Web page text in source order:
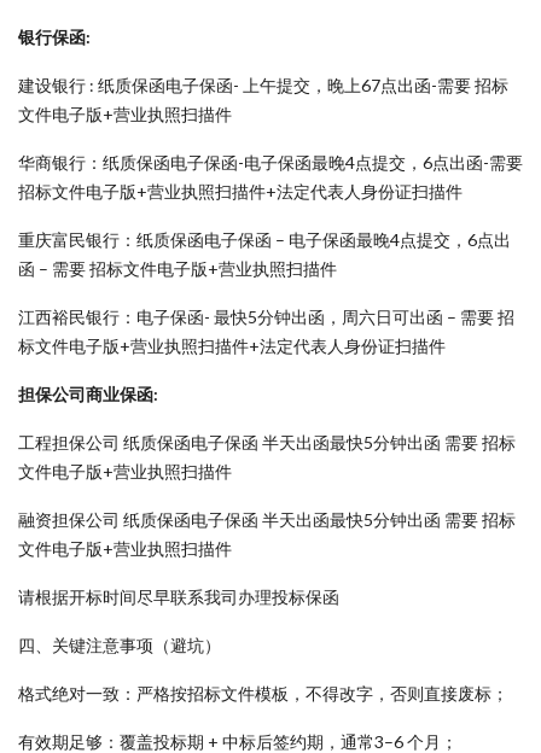
银行保函:
建设银行 : 纸质保函电子保函- 上午提交，晚上67点出函-需要 招标
文件电子版+营业执照扫描件
华商银行：纸质保函电子保函-电子保函最晚4点提交，6点出函-需要
招标文件电子版+营业执照扫描件+法定代表人身份证扫描件
重庆富民银行：纸质保函电子保函 – 电子保函最晚4点提交，6点出
函 – 需要 招标文件电子版+营业执照扫描件
江西裕民银行：电子保函- 最快5分钟出函，周六日可出函 – 需要 招
标文件电子版+营业执照扫描件+法定代表人身份证扫描件
担保公司商业保函:
工程担保公司 纸质保函电子保函 半天出函最快5分钟出函 需要 招标
文件电子版+营业执照扫描件
融资担保公司 纸质保函电子保函 半天出函最快5分钟出函 需要 招标
文件电子版+营业执照扫描件
请根据开标时间尽早联系我司办理投标保函
四、关键注意事项（避坑）
格式绝对一致：严格按招标文件模板，不得改字，否则直接废标；
有效期足够：覆盖投标期 + 中标后签约期，通常3–6 个月；